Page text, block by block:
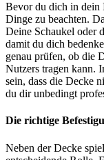
Bevor du dich in dein
Dinge zu beachten.
Deine Schaukel oder
damit du dich
genau prüfen, ob die
Nutzers tragen kann.
sein, dass die Decke
du dir unbedingt
Die richtige
Neben der Decke